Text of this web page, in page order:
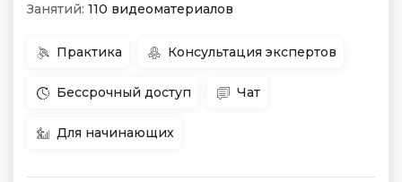
Занятий: 110 видеоматериалов
Практика Консультация экспертов
Бессрочный доступ Чат
Для начинающих